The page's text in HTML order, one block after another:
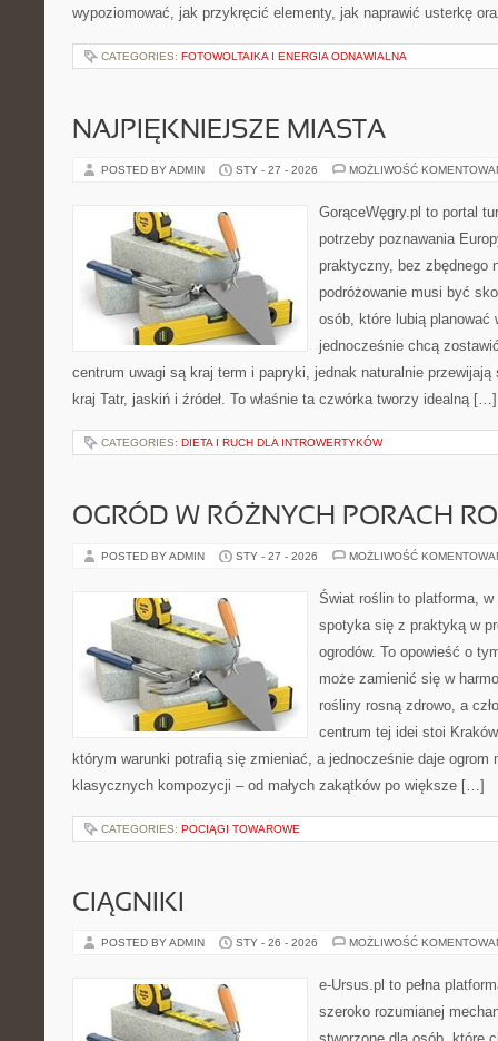
wypoziomować, jak przykręcić elementy, jak naprawić usterkę
CATEGORIES: FOTOWOLTAIKA I ENERGIA ODNAWIALNA
NAJPIĘKNIEJSZE MIASTA
POSTED BY ADMIN STY - 27 - 2026 MOŻLIWOŚĆ
GorąceWęgry.pl to portal
potrzeby poznawania
praktyczny, bez zbędnego
podróżowanie musi być
osób, które lubią
jednocześnie chcą
centrum uwagi są kraj term i papryki, jednak naturalnie
kraj Tatr, jaskiń i źródeł. To właśnie ta czwórka tworzy idealną […]
CATEGORIES: DIETA I RUCH DLA INTROWERTYKÓW
OGRÓD W RÓŻNYCH PORACH
POSTED BY ADMIN STY - 27 - 2026 MOŻLIWOŚĆ
Świat roślin to platforma, w
spotyka się z praktyką w
ogrodów. To opowieść o
może zamienić się w
rośliny rosną zdrowo, a
centrum tej idei stoi
którym warunki potrafią się zmieniać, a jednocześnie daje ogrom
klasycznych kompozycji – od małych zakątków po większe […]
CATEGORIES: POCIĄGI TOWAROWE
CIĄGNIKI
POSTED BY ADMIN STY - 26 - 2026 MOŻLIWOŚĆ
e-Ursus.pl to pełna
szeroko rozumianej